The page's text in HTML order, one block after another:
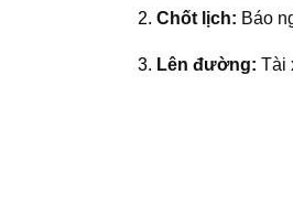
Chốt lịch: Báo
Lên đường: Tài